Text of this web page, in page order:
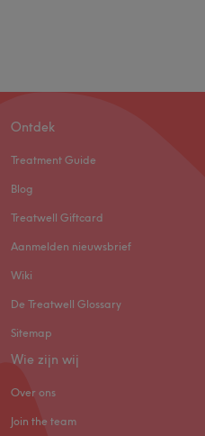
Ontdek
Treatment Guide
Blog
Treatwell Giftcard
Aanmelden nieuwsbrief
Wiki
De Treatwell Glossary
Sitemap
Wie zijn wij
Over ons
Join the team